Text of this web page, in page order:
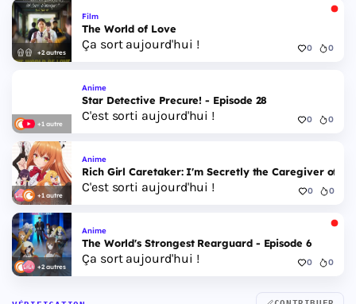
+2 autres
Film
The World of Love
Ça sort aujourd'hui ! 0 0
+1 autre
Anime
Star Detective Precure! - Episode 28
C'est sorti aujourd'hui ! 0 0
+1 autre
Anime
Rich Girl Caretaker: I'm Secretly the Caregiver of
C'est sorti aujourd'hui ! 0 0
+2 autres
Anime
The World's Strongest Rearguard - Episode 6
Ça sort aujourd'hui ! 0 0